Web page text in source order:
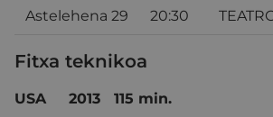
Astelehena 29 20:30
Fitxa teknikoa
USA 2013 115 min.